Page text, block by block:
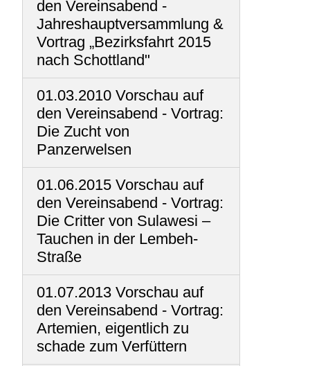
den Vereinsabend -
Jahreshauptversammlung &
Vortrag „Bezirksfahrt 2015
nach Schottland"
01.03.2010 Vorschau auf
den Vereinsabend - Vortrag:
Die Zucht von
Panzerwelsen
01.06.2015 Vorschau auf
den Vereinsabend - Vortrag:
Die Critter von Sulawesi –
Tauchen in der Lembeh-
Straße
01.07.2013 Vorschau auf
den Vereinsabend - Vortrag:
Artemien, eigentlich zu
schade zum Verfüttern